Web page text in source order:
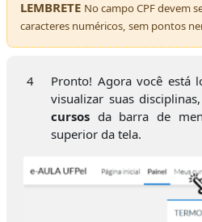
LEMBRETE No campo CPF devem
caracteres numéricos, sem pontos
4
Pronto! Agora você está
visualizar suas
cursos da barra de
superior da tela.